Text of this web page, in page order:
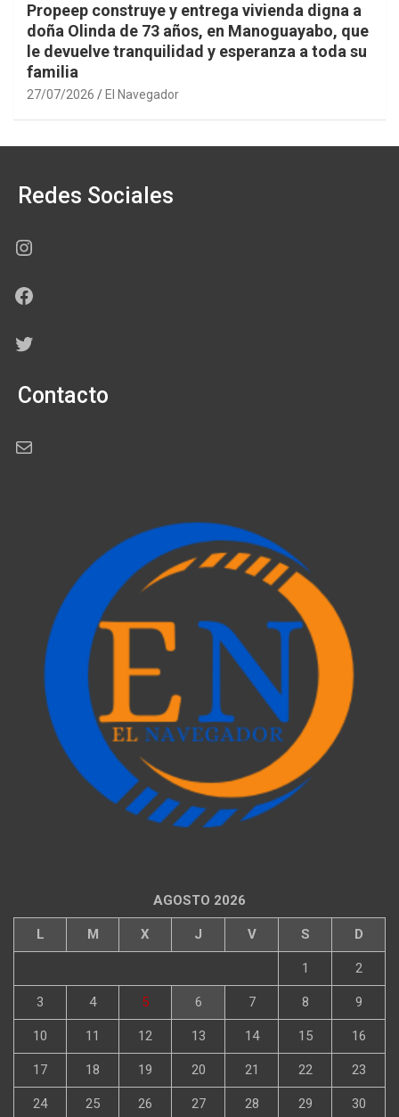
Propeep construye y entrega vivienda digna a
doña Olinda de 73 años, en Manoguayabo, que
le devuelve tranquilidad y esperanza a toda su
familia
27/07/2026 El Navegador
Redes Sociales
Instagram
Facebook
Twitter
Contacto
Correo electrónico
AGOSTO 2026
L M X J V S D
1 2
3 4 5 6 7 8 9
10 11 12 13 14 15 16
17 18 19 20 21 22 23
24 25 26 27 28 29 30